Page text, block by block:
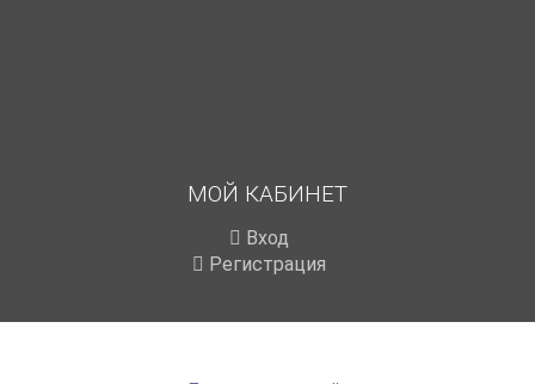
МОЙ КАБИНЕТ
Вход
Регистрация